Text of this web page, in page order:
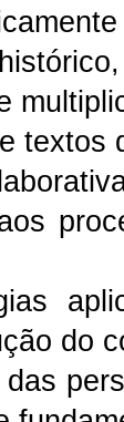
textos
do